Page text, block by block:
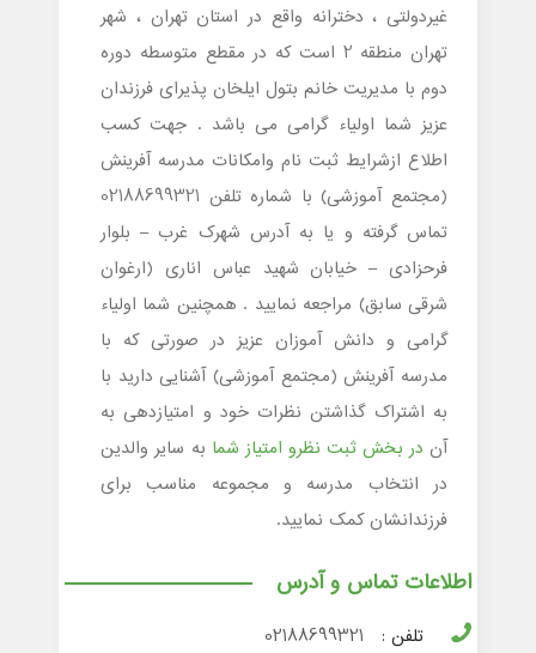
غیردولتی ، دخترانه واقع در استان تهران ، شهر
تهران منطقه 2 است که در مقطع متوسطه دوره
دوم با مدیریت خانم بتول ایلخان پذیرای فرزندان
عزیز شما اولیاء گرامی می باشد . جهت کسب
اطلاع ازشرایط ثبت نام وامکانات مدرسه آفرینش
(مجتمع آموزشی) با شماره تلفن 02188699321
تماس گرفته و یا به آدرس شهرک غرب – بلوار
فرحزادی – خیابان شهید عباس اناری (ارغوان
شرقی سابق) مراجعه نمایید . همچنین شما اولیاء
گرامی و دانش آموزان عزیز در صورتی که با
مدرسه آفرینش (مجتمع آموزشی) آشنایی دارید با
به اشتراک گذاشتن نظرات خود و امتیازدهی به
آن در بخش ثبت نظرو امتیاز شما به سایر والدین
در انتخاب مدرسه و مجموعه مناسب برای
فرزندانشان کمک نمایید.
اطلاعات تماس و آدرس
تلفن :
02188699321